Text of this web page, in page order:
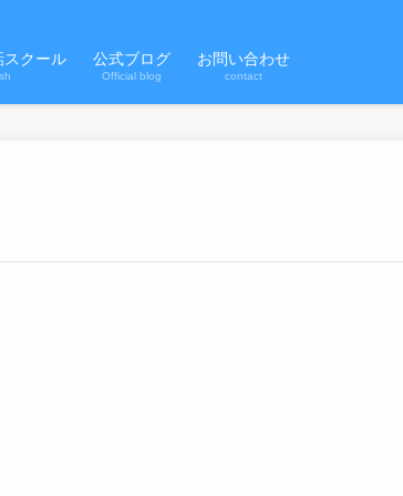
スクール 公式ブログ
Official blog
お問い合わせ
contact